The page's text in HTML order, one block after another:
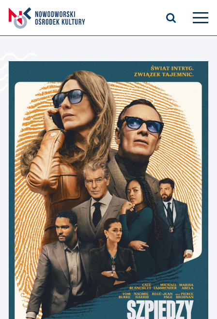
Kasyno Oficerskie
Bilety
Zajęcia stałe
Kontakt
O nas